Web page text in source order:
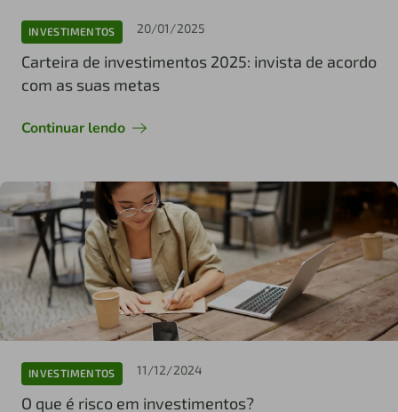
INVESTIMENTOS 20/01/2025
Carteira de investimentos 2025: invista de acordo
com as suas metas
Continuar lendo
INVESTIMENTOS 11/12/2024
O que é risco em investimentos?